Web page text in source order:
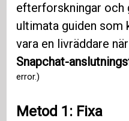
efterforskningar och
ultimata guiden som
vara en livräddare
Snapchat-
error.)
Metod 1: Fixa